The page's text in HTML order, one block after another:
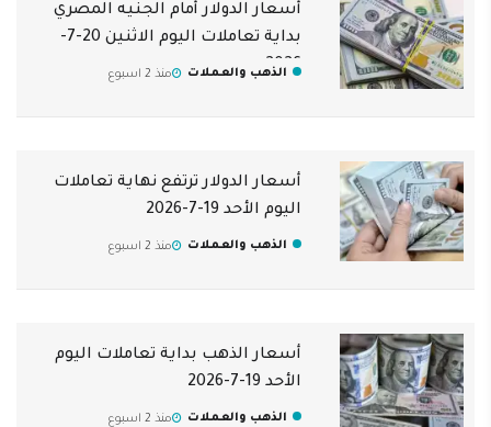
أسعار الدولار أمام الجنيه المصري
بداية تعاملات اليوم الاثنين 20-7-
2026
الذهب والعملات منذ 2 اسبوع
أسعار الدولار ترتفع نهاية تعاملات
اليوم الأحد 19-7-2026
الذهب والعملات منذ 2 اسبوع
أسعار الذهب بداية تعاملات اليوم
الأحد 19-7-2026
الذهب والعملات منذ 2 اسبوع